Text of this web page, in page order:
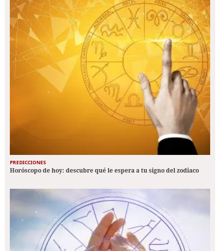
PREDICCIONES
Horóscopo de hoy: descubre qué le espera a tu signo del zodiaco